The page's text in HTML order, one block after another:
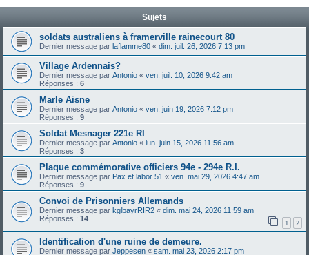
e
Sujets
soldats australiens à framerville rainecourt 80
Dernier message par laflamme80 « dim. juil. 26, 2026 7:13 pm
Village Ardennais?
Dernier message par Antonio « ven. juil. 10, 2026 9:42 am
Réponses : 6
Marle Aisne
Dernier message par Antonio « ven. juin 19, 2026 7:12 pm
Réponses : 9
Soldat Mesnager 221e RI
Dernier message par Antonio « lun. juin 15, 2026 11:56 am
Réponses : 3
Plaque commémorative officiers 94e - 294e R.I.
Dernier message par Pax et labor 51 « ven. mai 29, 2026 4:47 am
Réponses : 9
Convoi de Prisonniers Allemands
Dernier message par kglbayrRIR2 « dim. mai 24, 2026 11:59 am
Réponses : 14 1 2
Identification d'une ruine de demeure.
Dernier message par Jeppesen « sam. mai 23, 2026 2:17 pm